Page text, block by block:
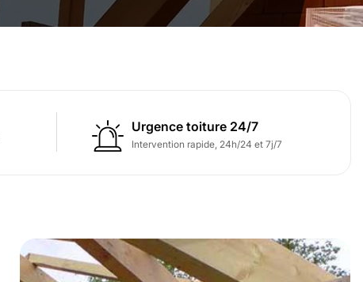
Urgence toiture 24/7
Intervention rapide, 24h/24 et 7j/7